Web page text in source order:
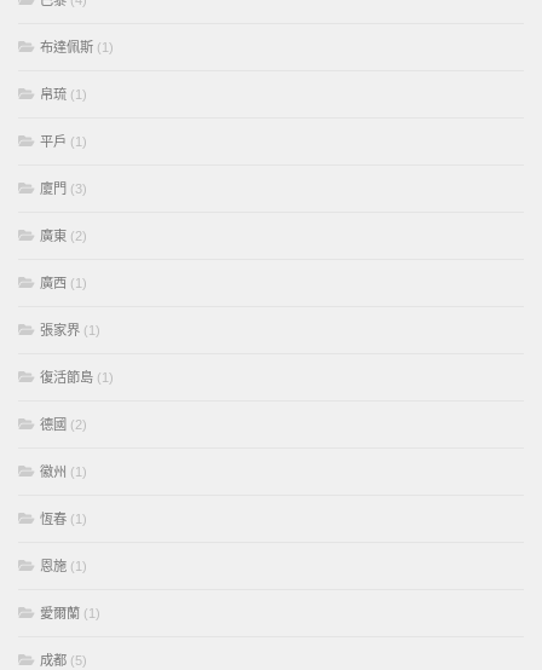
布達佩斯 (1)
帛琉 (1)
平戶 (1)
廈門 (3)
廣東 (2)
廣西 (1)
張家界 (1)
復活節島 (1)
德國 (2)
徽州 (1)
恆春 (1)
恩施 (1)
愛爾蘭 (1)
成都 (5)